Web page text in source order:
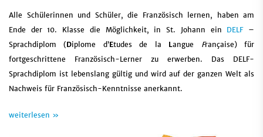
Alle Schülerinnen und Schüler, die Französisch lernen, haben am
Ende der 10. Klasse die Möglichkeit, in St. Johann ein DELF–
Sprachdiplom (Diplome d’Etudes de la Langue Française) für
fortgeschrittene Französisch-Lerner zu erwerben. Das DELF-
Sprachdiplom ist lebenslang gültig und wird auf der ganzen Welt als
Nachweis für Französisch-Kenntnisse anerkannt.
weiterlesen »